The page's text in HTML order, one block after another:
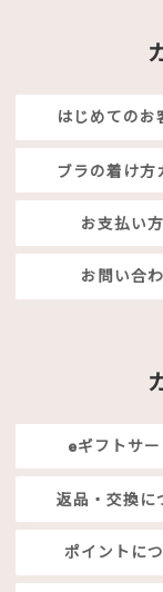
はじめてのお
ブラの着け方
お支払い
お問い合
eギフトサ
返品・交換に
ポイントに